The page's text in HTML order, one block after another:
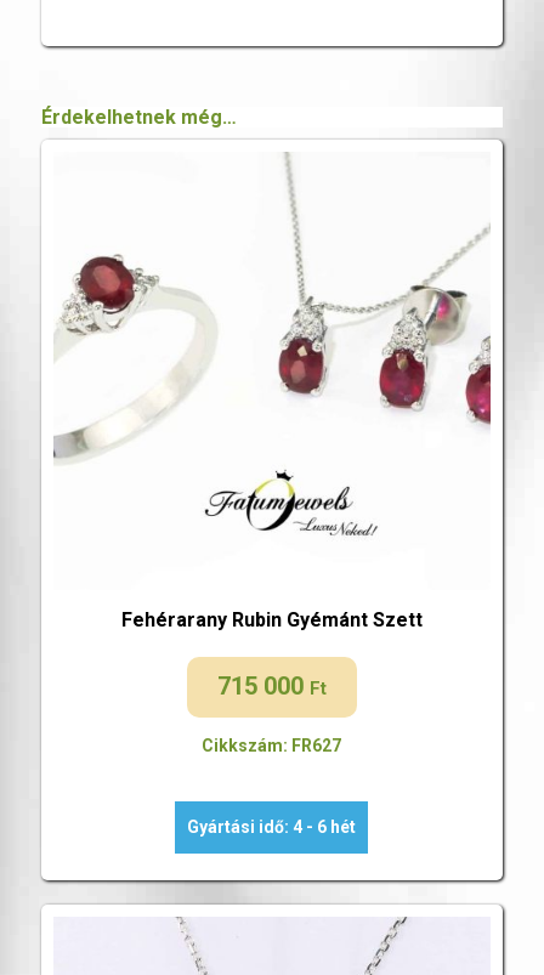
Érdekelhetnek még…
Fehérarany Rubin Gyémánt Szett
715 000 Ft
Cikkszám: FR627
Gyártási idő: 4 - 6 hét